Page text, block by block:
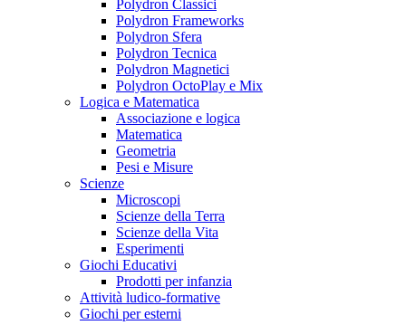
Polydron Classici
Polydron Frameworks
Polydron Sfera
Polydron Tecnica
Polydron Magnetici
Polydron OctoPlay e Mix
Logica e Matematica
Associazione e logica
Matematica
Geometria
Pesi e Misure
Scienze
Microscopi
Scienze della Terra
Scienze della Vita
Esperimenti
Giochi Educativi
Prodotti per infanzia
Attività ludico-formative
Giochi per esterni